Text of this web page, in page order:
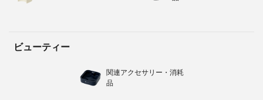
ビューティー
関連アクセサリー・消耗
品